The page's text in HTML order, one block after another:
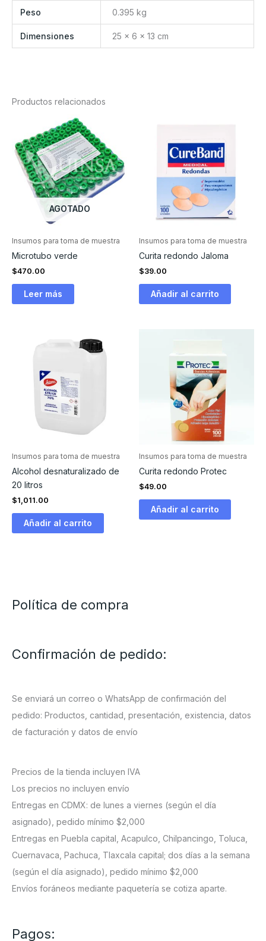
Peso 0.395 kg
Dimensiones 25 × 6 × 13 cm
Productos relacionados
AGOTADO
Insumos para toma de muestra
Microtubo verde
$470.00
Leer más
Insumos para toma de muestra
Curita redondo Jaloma
$39.00
Añadir al carrito
Insumos para toma de muestra
Alcohol desnaturalizado de
20 litros
$1,011.00
Añadir al carrito
Insumos para toma de muestra
Curita redondo Protec
$49.00
Añadir al carrito
Política de compra
Confirmación de pedido:
Se enviará un correo o WhatsApp de confirmación del
pedido: Productos, cantidad, presentación, existencia, datos
de facturación y datos de envío
Precios de la tienda incluyen IVA
Los precios no incluyen envío
Entregas en CDMX: de lunes a viernes (según el día
asignado), pedido mínimo $2,000
Entregas en Puebla capital, Acapulco, Chilpancingo, Toluca,
Cuernavaca, Pachuca, Tlaxcala capital; dos días a la semana
(según el día asignado), pedido mínimo $2,000
Envíos foráneos mediante paquetería se cotiza aparte.
Pagos: